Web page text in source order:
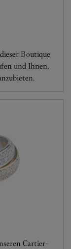
Boutique
und Ihnen,
Cartier-